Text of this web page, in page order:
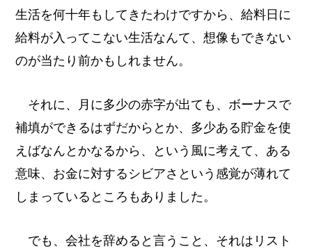
生活を何十年もしてきたわけですから、給料日に
給料が入ってこない生活なんて、想像もできない
のが当たり前かもしれません。
それに、月に多少の赤字が出ても、ボーナスで
補填ができるはずだからとか、多少ある貯金を使
えばなんとかなるから、という風に考えて、ある
意味、お金に対するシビアさという感覚が薄れて
しまっているところもありました。
でも、会社を辞めると言うこと、それはリスト